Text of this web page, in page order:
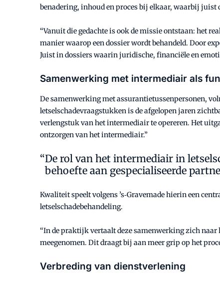
benadering, inhoud en proces bij elkaar, waarbij
“Vanuit die gedachte is ook de missie ontstaan: het
manier waarop een dossier wordt behandeld. Door
Juist in dossiers waarin juridische, financiële en
Samenwerking met intermediair als
De samenwerking met assurantietussenpersonen,
letselschadevraagstukken is de afgelopen jaren
verlengstuk van het intermediair te opereren. Het
ontzorgen van het intermediair.”
De rol van het intermediair in
behoefte aan gespecialiseerde
Kwaliteit speelt volgens ’s‑Gravemade hierin een
letselschadebehandeling.
“In de praktijk vertaalt deze samenwerking zich
meegenomen. Dit draagt bij aan meer grip op het
Verbreding van dienstverlening